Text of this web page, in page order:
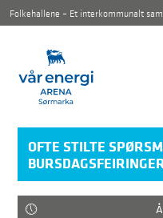
Folkehallene – Et interkommunalt
OFTE STILTE